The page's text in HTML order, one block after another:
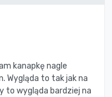
kanapkę nagle
Wygląda to tak jak na
to wygląda bardziej na